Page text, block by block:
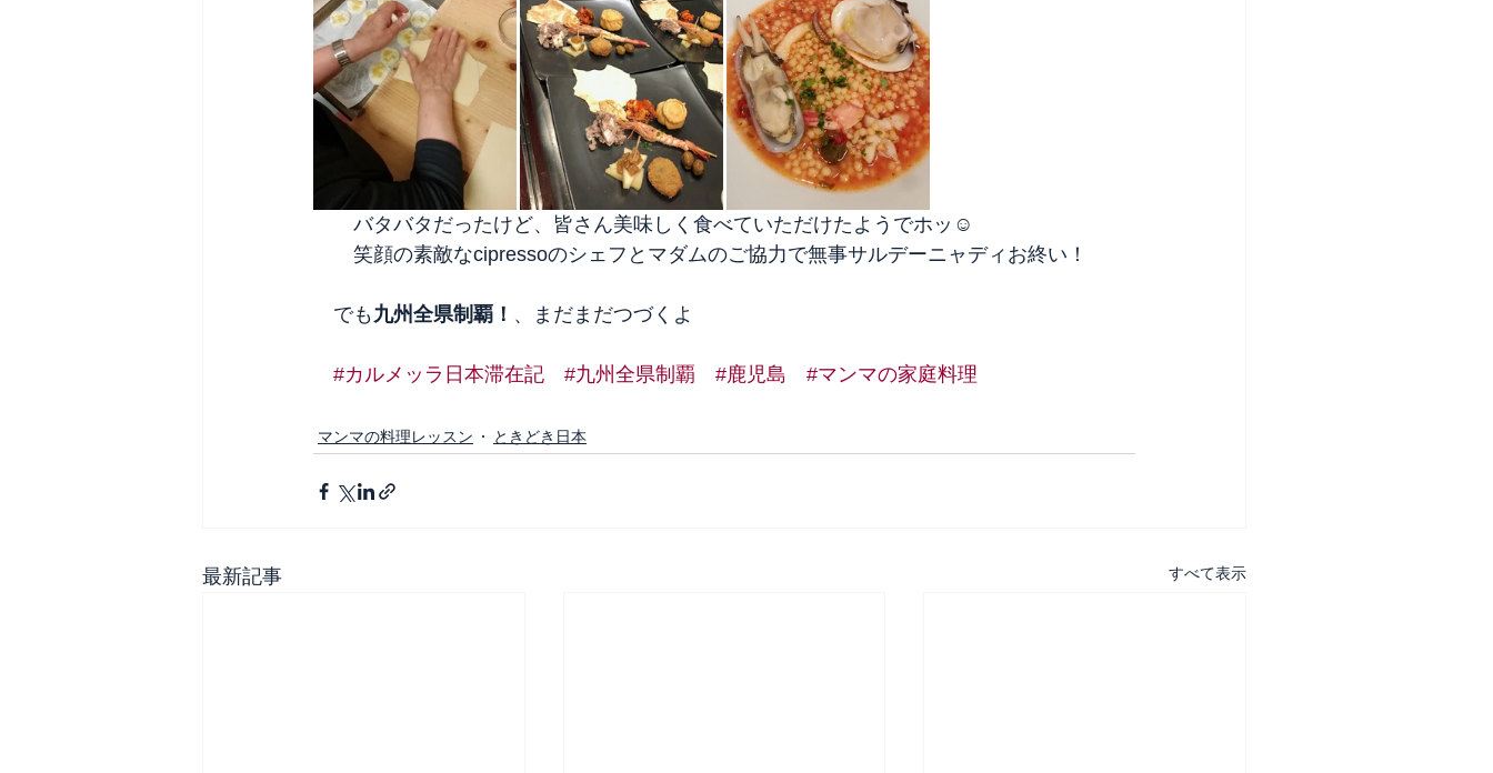
バタバタだったけど、皆さん美味しく食べていただけたようでホッ☺️
笑顔の素敵なcipressoのシェフとマダムのご協力で無事サルデーニャディお終い！
でも 九州全県制覇！ 、まだまだつづくよ
#カルメッラ日本滞在記 #九州全県制覇 #鹿児島 #マンマの家庭料理
マンマの料理レッスン ときどき日本
最新記事 すべて表示